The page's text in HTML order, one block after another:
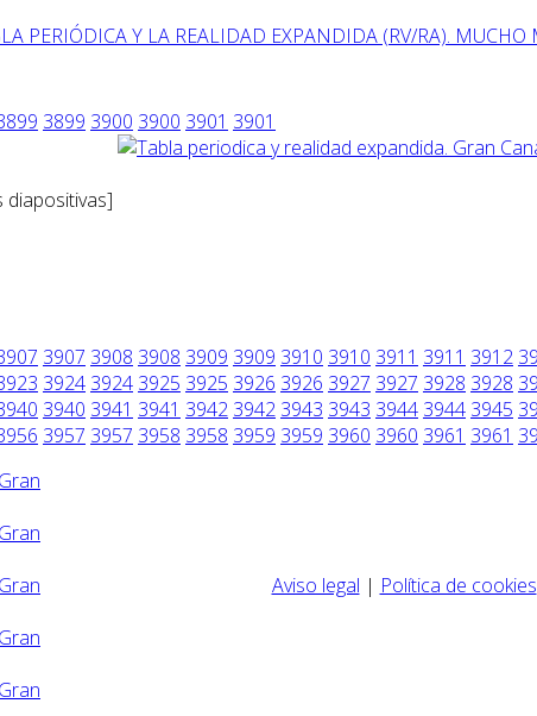
PERIÓDICA Y LA REALIDAD EXPANDIDA (RV/RA).
3899 3900 3900 3901 3901
diapositivas]
3907 3908 3908 3909 3909 3910 3910 3911 3911 3912
3924 3924 3925 3925 3926 3926 3927 3927 3928 3928
3940 3941 3941 3942 3942 3943 3943 3944 3944 3945
3957 3957 3958 3958 3959 3959 3960 3960 3961 3961
Aviso legal | Política de cookies